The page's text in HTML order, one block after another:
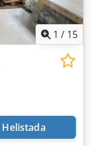
1 / 15
Helistada